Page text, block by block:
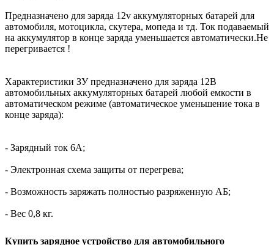
Предназначено для заряда 12v аккумуляторных батарей для
автомобиля, мотоцикла, скутера, мопеда и тд. Ток подаваемый
на аккумулятор в конце заряда уменьшается автоматически.Не
перегривается !
Характеристики ЗУ предназначено для заряда 12В
автомобильных аккумуляторных батарей любой емкости в
автоматическом режиме (автоматическое уменьшение тока в
конце заряда):
- Зарядный ток 6А;
- Электронная схема защиты от перегрева;
- Возможность заряжать полностью разряженную АБ;
- Вес 0,8 кг.
Купить зарядное устройство для автомобильного